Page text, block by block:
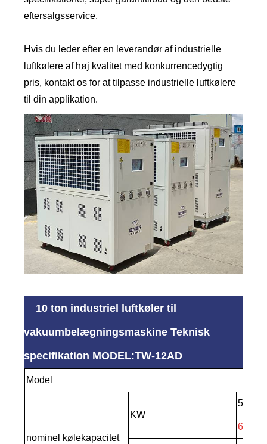
eftersalgsservice.
Hvis du leder efter en leverandør af industrielle
luftkølere af høj kvalitet med konkurrencedygtig
pris, kontakt os for at tilpasse industrielle luftkølere
til din applikation.
10 ton industriel luftkøler til
vakuumbelægningsmaskine Teknisk
specifikation MODEL:TW-12AD
Model
nominel kølekapacitet
KW
50HZ
60HZ